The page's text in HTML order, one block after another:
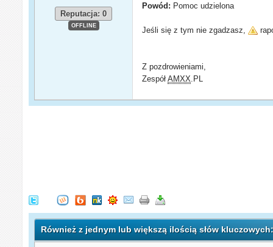
Reputacja: 0
OFFLINE
Powód: Pomoc udzielona
Jeśli się z tym nie zgadzasz,
Z pozdrowieniami,
ZespółAMXX .PL
Również z jednym lub większą ilością słów